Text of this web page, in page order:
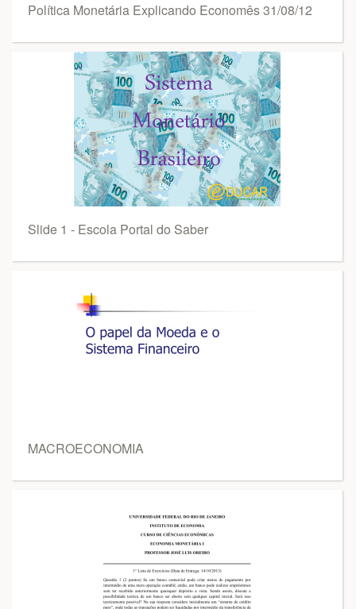
Política Monetária Explicando Economês 31/08/12
Slide 1 - Escola Portal do Saber
MACROECONOMIA